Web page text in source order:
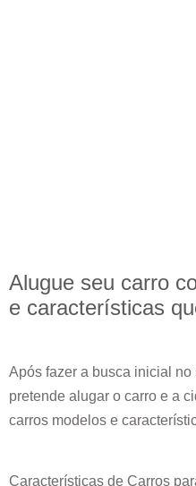
Alugue seu carro
e características
Após fazer a busca inicial
pretende alugar o carro e a
carros modelos e
Características de Carros